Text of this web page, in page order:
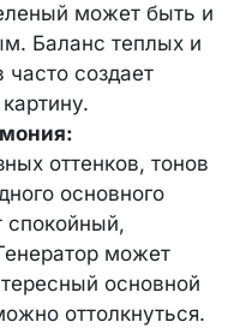
может быть и
Баланс теплых и
часто создает
оттенков, тонов
основного
спокойный,
может
основной
оттолкнуться.